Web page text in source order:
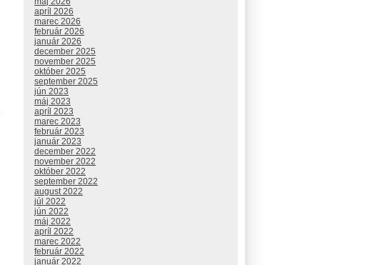
apríl 2026
marec 2026
február 2026
január 2026
december 2025
november 2025
október 2025
september 2025
jún 2023
máj 2023
apríl 2023
marec 2023
február 2023
január 2023
december 2022
november 2022
október 2022
september 2022
august 2022
júl 2022
jún 2022
máj 2022
apríl 2022
marec 2022
február 2022
január 2022